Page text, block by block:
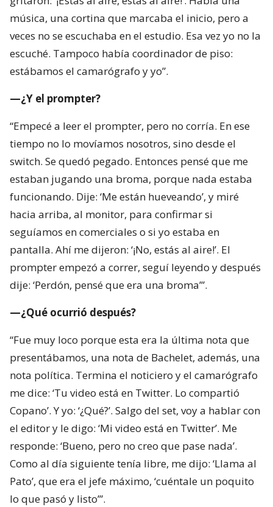
música, una cortina que marcaba el inicio, pero a
veces no se escuchaba en el estudio. Esa vez yo no la
escuché. Tampoco había coordinador de piso:
estábamos el camarógrafo y yo”.
—¿Y el prompter?
“Empecé a leer el prompter, pero no corría. En ese
tiempo no lo movíamos nosotros, sino desde el
switch. Se quedó pegado. Entonces pensé que me
estaban jugando una broma, porque nada estaba
funcionando. Dije: ‘Me están hueveando’, y miré
hacia arriba, al monitor, para confirmar si
seguíamos en comerciales o si yo estaba en
pantalla. Ahí me dijeron: ‘¡No, estás al aire!’. El
prompter empezó a correr, seguí leyendo y después
dije: ‘Perdón, pensé que era una broma’”.
—¿Qué ocurrió después?
“Fue muy loco porque esta era la última nota que
presentábamos, una nota de Bachelet, además, una
nota política. Termina el noticiero y el camarógrafo
me dice: ‘Tu video está en Twitter. Lo compartió
Copano’. Y yo: ‘¿Qué?’. Salgo del set, voy a hablar con
el editor y le digo: ‘Mi video está en Twitter’. Me
responde: ‘Bueno, pero no creo que pase nada’.
Como al día siguiente tenía libre, me dijo: ‘Llama al
Pato’, que era el jefe máximo, ‘cuéntale un poquito
lo que pasó y listo’”.